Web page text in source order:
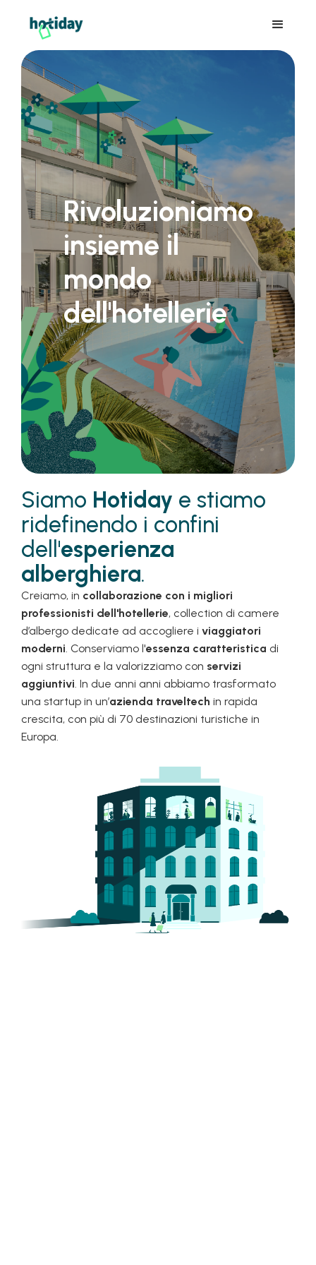
Rivoluzioniamo
insieme il
mondo
dell'hotellerie
Siamo Hotiday e stiamo
ridefinendo i confini
dell'esperienza
alberghiera.
Creiamo, in collaborazione con i migliori
professionisti dell'hotellerie, collection di camere
d’albergo dedicate ad accogliere i viaggiatori
moderni . Conserviamo l'essenza caratteristica di
ogni struttura e la valorizziamo con servizi
aggiuntivi . In due anni anni abbiamo trasformato
una startup in un’azienda traveltech in rapida
crescita, con più di 70 destinazioni turistiche in
Europa.